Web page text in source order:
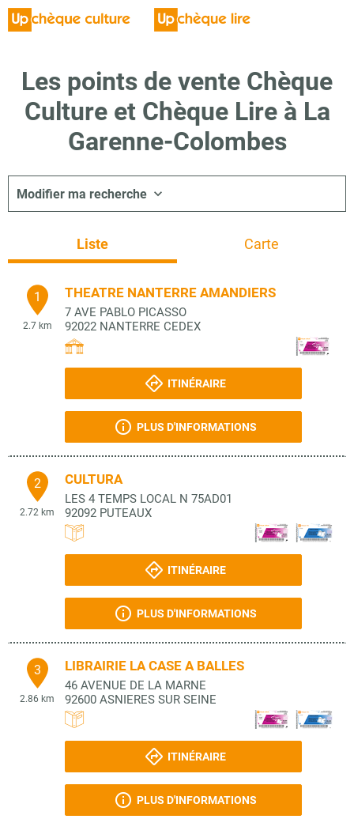
Les points de vente Chèque
Culture et Chèque Lire à La
Garenne-Colombes
Modifier ma recherche
Liste Carte
1
2.7 km
THEATRE NANTERRE AMANDIERS
7 AVE PABLO PICASSO
92022 NANTERRE CEDEX
ITINÉRAIRE
PLUS D'INFORMATIONS
2
2.72 km
CULTURA
LES 4 TEMPS LOCAL N 75AD01
92092 PUTEAUX
ITINÉRAIRE
PLUS D'INFORMATIONS
3
2.86 km
LIBRAIRIE LA CASE A BALLES
46 AVENUE DE LA MARNE
92600 ASNIERES SUR SEINE
ITINÉRAIRE
PLUS D'INFORMATIONS